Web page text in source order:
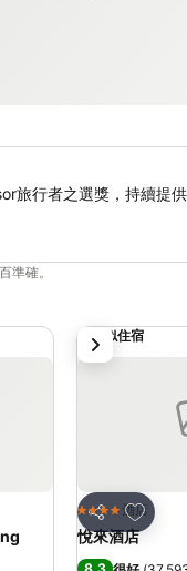
旅行者之選獎，持續提
準確。
類似住宿
分享
放到收
4 星級 酒店
悅來酒店
下一步